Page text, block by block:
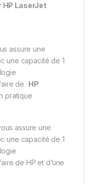
HP LaserJet
assure une
une capacité de 1
de HP
pratique
assure une
une capacité de 1
de HP et d’une